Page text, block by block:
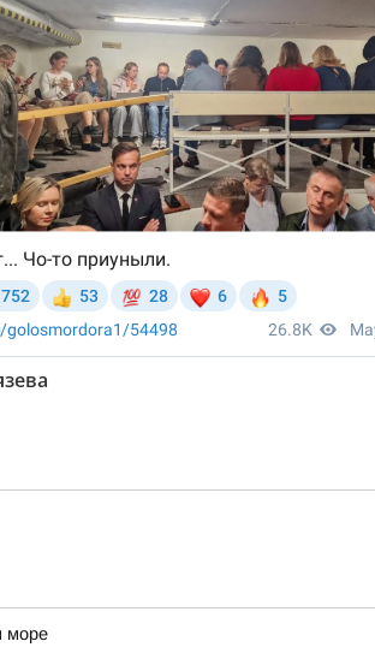
море